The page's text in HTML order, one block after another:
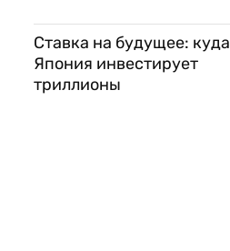
Ставка на будущее: куда
Япония инвестирует
триллионы